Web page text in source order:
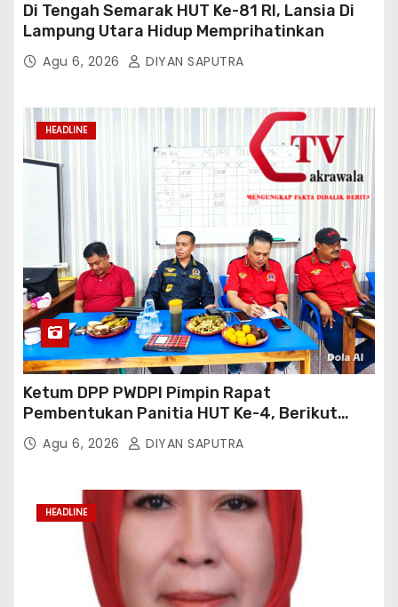
Di Tengah Semarak HUT Ke-81 RI, Lansia Di
Lampung Utara Hidup Memprihatinkan
Agu 6, 2026 DIYAN SAPUTRA
HEADLINE
Ketum DPP PWDPI Pimpin Rapat
Pembentukan Panitia HUT Ke-4, Berikut
Susunan Dan Rangkaian Kegiatannya
Agu 6, 2026 DIYAN SAPUTRA
HEADLINE